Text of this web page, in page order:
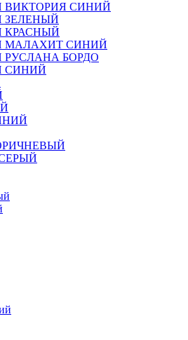
ВИКТОРИЯ СИНИЙ
ЗЕЛЕНЫЙ
КРАСНЫЙ
МАЛАХИТ СИНИЙ
РУСЛАНА БОРДО
СИНИЙ